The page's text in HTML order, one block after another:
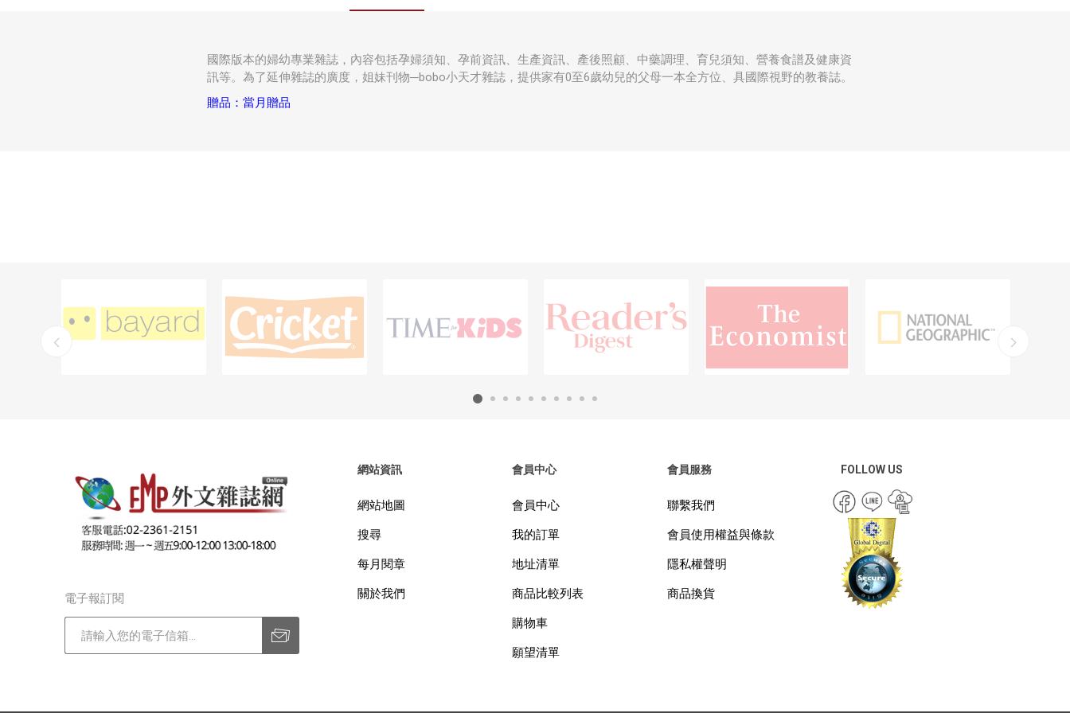
國際版本的婦幼專業雜誌，內容包括孕婦須知、孕前資訊、生產資訊、產後照顧、中藥調理、育兒須知、營養食譜及健康資
訊等。為了延伸雜誌的廣度，姐妹刊物─bobo小天才雜誌，提供家有0至6歲幼兒的父母一本全方位、具國際視野的教養誌。
贈品：當月贈品
電子報訂閱
網站資訊
網站地圖
搜尋
每月閱章
關於我們
會員中心
會員中心
我的訂單
地址清單
商品比較列表
購物車
願望清單
會員服務
聯繫我們
會員使用權益與條款
隱私權聲明
商品換貨
FOLLOW US